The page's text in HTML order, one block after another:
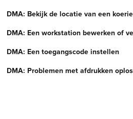
DMA: Bekijk de locatie van een
DMA: Een workstation bewerken of
DMA: Een toegangscode instellen
DMA: Problemen met afdrukken